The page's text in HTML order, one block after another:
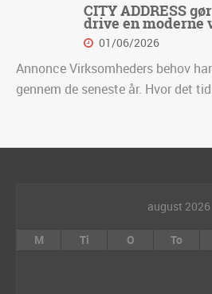
CITY ADDRESS
drive en moderne
01/06/2026
Annonce Virksomheders behov
gennem de seneste år. Hvor det
august 2026
M Ti O To